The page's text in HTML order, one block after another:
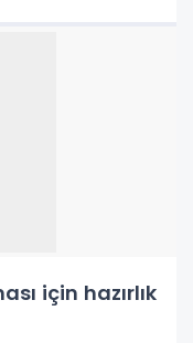
için hazırlık